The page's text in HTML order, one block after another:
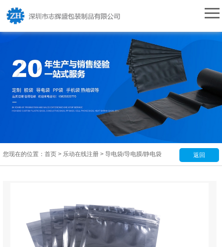
返回
您现在的位置：首页 > 乐动在线注册 >导电袋/导电膜/静电袋